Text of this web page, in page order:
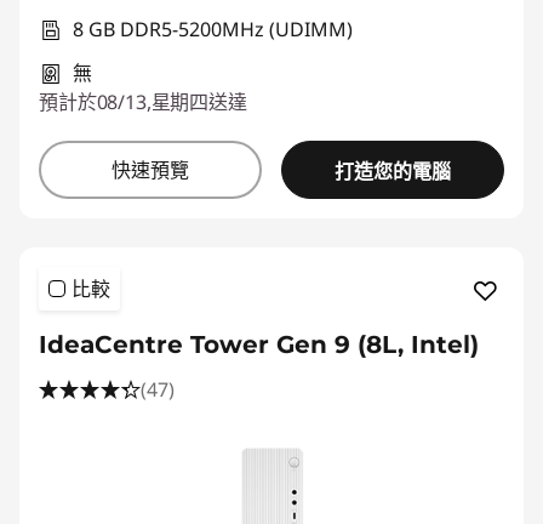
8 GB DDR5-5200MHz (UDIMM)
無
預計於08/13,星期四送達
快速預覽 打造您的電腦
比較
IdeaCentre Tower Gen 9 (8L, Intel)
(47)